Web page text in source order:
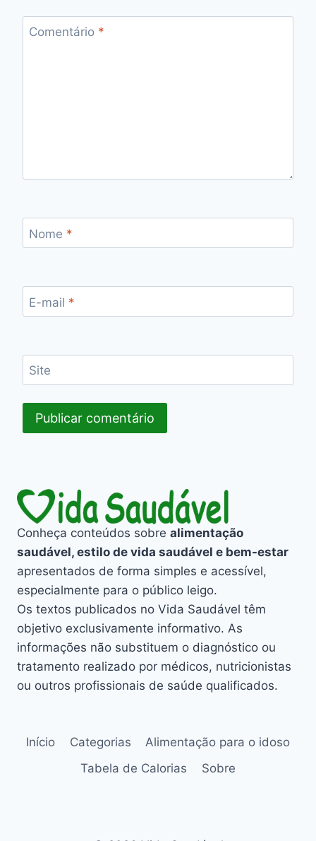
Comentário *
Nome *
E-mail *
Site
Conheça conteúdos sobre alimentação
saudável, estilo de vida saudável e bem-estar
apresentados de forma simples e acessível,
especialmente para o público leigo.
Os textos publicados no Vida Saudável têm
objetivo exclusivamente informativo. As
informações não substituem o diagnóstico ou
tratamento realizado por médicos, nutricionistas
ou outros profissionais de saúde qualificados.
Início Categorias
Alimentação para o idoso
Tabela de Calorias
Sobre